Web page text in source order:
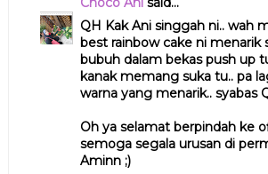
QH Kak Ani singgah ni.. wah
best rainbow cake ni menarik
bubuh dalam bekas push up
kanak memang suka tu.. pa
warna yang menarik.. syabas
Oh ya selamat berpindah ke
semoga segala urusan di
Aminn ;)